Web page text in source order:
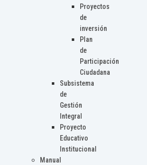
Proyectos
de
inversión
Plan
de
Participación
Ciudadana
Subsistema
de
Gestión
Integral
Proyecto
Educativo
Institucional
Manual